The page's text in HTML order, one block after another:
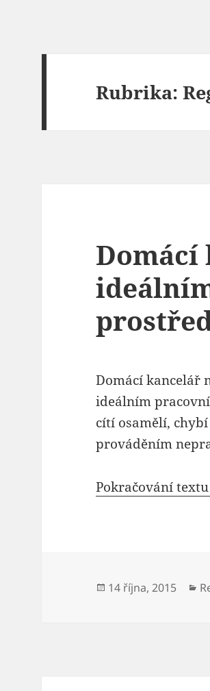
Rubrika:
Domácí kancelář
ideálním
cítí osamělí,
prováděním
Pokračování textu
Publikováno:
14 října, 2015